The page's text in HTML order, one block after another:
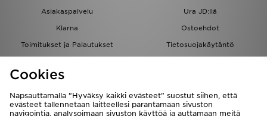
Asiakaspalvelu
Ura JD:llä
Klarna
Ostoehdot
Toimitukset ja Palautukset
Tietosuojakäytäntö
Löydä myymälä
Kumppanuusohjelma
JD Blog
Cookies
Napsauttamalla "Hyväksy kaikki evästeet" suostut siihen, että
evästeet tallennetaan laitteellesi parantamaan sivuston
navigointia, analysoimaan sivuston käyttöä ja auttamaan meitä